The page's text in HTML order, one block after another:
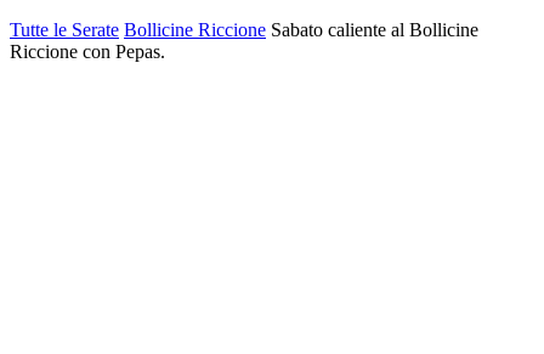
Tutte le Serate Bollicine Riccione Sabato caliente al Bollicine
Riccione con Pepas.